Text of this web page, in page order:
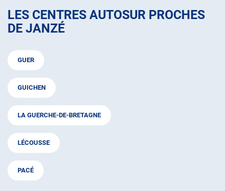
LES CENTRES AUTOSUR PROCHES
DE JANZÉ
GUER
GUICHEN
LA GUERCHE-DE-BRETAGNE
LÉCOUSSE
PACÉ